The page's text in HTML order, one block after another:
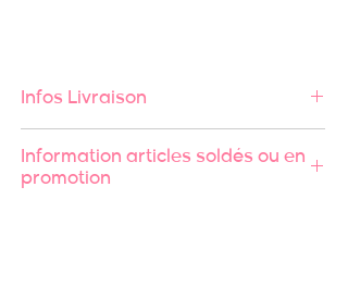
Infos Livraison
🔄 Retours acceptés
💳 Paiement en plusieurs fois
Information articles soldés ou en
promotion